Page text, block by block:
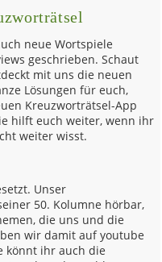
neue Wortspiele
geschrieben. Schaut
mit uns die neuen
Lösungen für euch,
Kreuzworträtsel-App
hilft euch weiter, wenn ihr
weiter wisst.
Unser
50. Kolumne hörbar,
die uns und die
wir damit auf youtube
könnt ihr auch die